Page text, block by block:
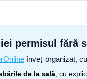
permisul fără
înveți organizat,
de la sală , cu